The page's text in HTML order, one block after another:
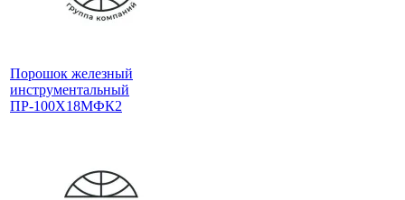
Порошок железный
инструментальный
ПР-100Х18МФК2